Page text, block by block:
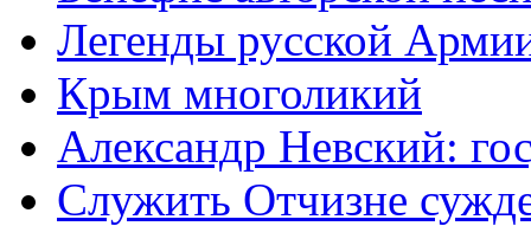
Легенды русской
Крым многоликий
Александр Невский:
Служить Отчизне